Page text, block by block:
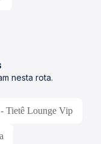
nesta rota.
- Tietê Lounge Vip